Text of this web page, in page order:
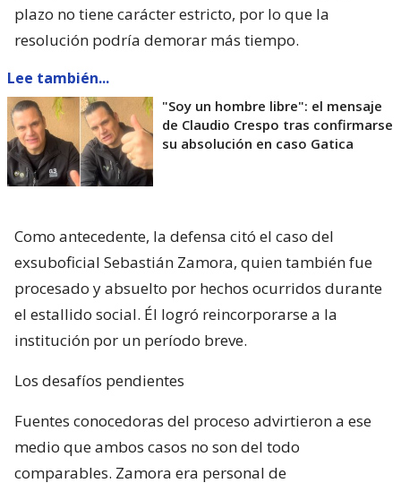
plazo no tiene carácter estricto, por lo que la
resolución podría demorar más tiempo.
Lee también...
"Soy un hombre libre": el mensaje
de Claudio Crespo tras confirmarse
su absolución en caso Gatica
Como antecedente, la defensa citó el caso del
exsuboficial Sebastián Zamora, quien también fue
procesado y absuelto por hechos ocurridos durante
el estallido social. Él logró reincorporarse a la
institución por un período breve.
Los desafíos pendientes
Fuentes conocedoras del proceso advirtieron a ese
medio que ambos casos no son del todo
comparables. Zamora era personal de